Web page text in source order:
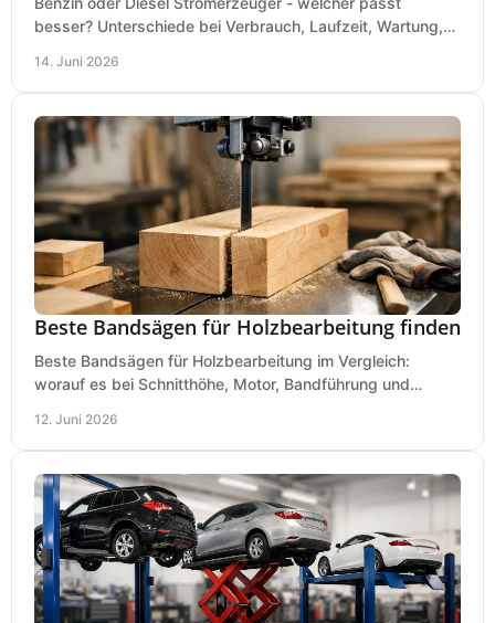
besser? Unterschiede bei Verbrauch, Laufzeit, Wartung,
14. Juni 2026
Beste Bandsägen für Holzbearbeitung finden
Beste Bandsägen für Holzbearbeitung im Vergleich:
worauf es bei Schnitthöhe, Motor, Bandführung und
12. Juni 2026